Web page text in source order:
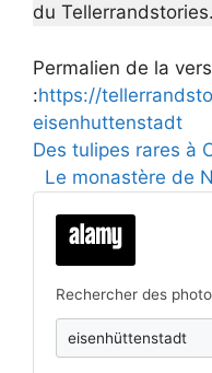
du Tellerrandstories.
Permalien de la
:https://
eisenhuttenstadt
Des tulipes rares à
Le monastère de
Rechercher des